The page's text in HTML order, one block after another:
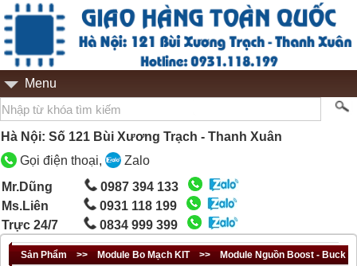
Menu
Hà Nội: Số 121 Bùi Xương Trạch - Thanh Xuân
Gọi điện thoại,
Zalo
Mr.Dũng
0987 394 133
Ms.Liên
0931 118 199
Trực 24/7
0834 999 399
Sản Phẩm >> Module Bo Mạch KIT>> Module Nguồn Boost - Buck